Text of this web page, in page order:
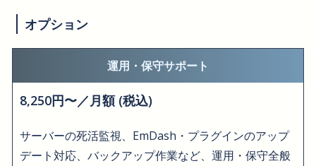
オプション
運用・保守サポート
8,250円〜／月額 (税込)
サーバーの死活監視、EmDash・プラグインのアップ
デート対応、バックアップ作業など、運用・保守全般